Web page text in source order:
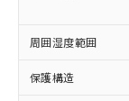
周囲湿度範囲
保護構造
（DBP）
但し、
適用除外項
フタル酸
図的な使用
イソブチ
DEHP(フタ
い